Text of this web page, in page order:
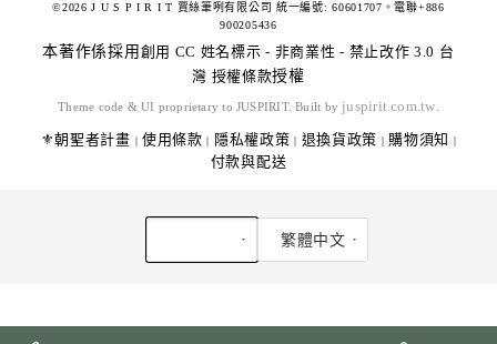
©2026 J U S P I R I T 賈絲筆咧有限公司 統一編號: 60601707。電聯+886
900205436
本著作係採用 創用 CC 姓名標示 - 非商業性 - 禁止改作 3.0 台
灣 授權條款授權
Theme code & UI proprietary to JUSPIRIT. Built by juspirit.com.tw
⚜️朝聖者計畫 | 使用條款 | 隱私權政策 | 退換貨政策 | 購物須知 |
付款與配送